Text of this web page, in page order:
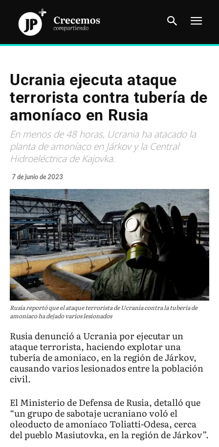
Ucrania ejecuta ataque
terrorista contra tubería de
amoníaco en Rusia
En menos de 48 horas, Ucrania ha atacado la
planta de amoníaco en Járkov y la Central
Hidroeléctrica de Kajovka.
7 de junio de 2023
Rusia reportó que el ataque terrorista de Ucrania contra la tubería de
amoníaco ha dejado varios lesionados
Rusia denunció a Ucrania por ejecutar un
ataque terrorista, haciendo explotar una
tubería de amoníaco, en la región de Járkov,
causando varios lesionados entre la población
civil.
El Ministerio de Defensa de Rusia, detalló que
“un grupo de sabotaje ucraniano voló el
oleoducto de amoníaco Toliatti-Odesa, cerca
del pueblo Masiutovka, en la región de Járkov”.